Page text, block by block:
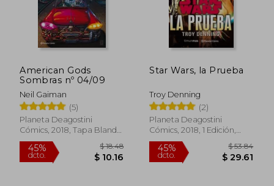
45%
dcto. $ 23.80
45%
dcto.
American Gods
Sombras nº 04/09
Neil Gaiman
(5)
Planeta Deagostini
Cómics, 2018, Tapa Blanda,
Nuevo
Star Wars, la Prueba
Troy Denning
(2)
Planeta Deagostini
Cómics, 2018, 1 Edición,
Tapa Blanda, Nuevo